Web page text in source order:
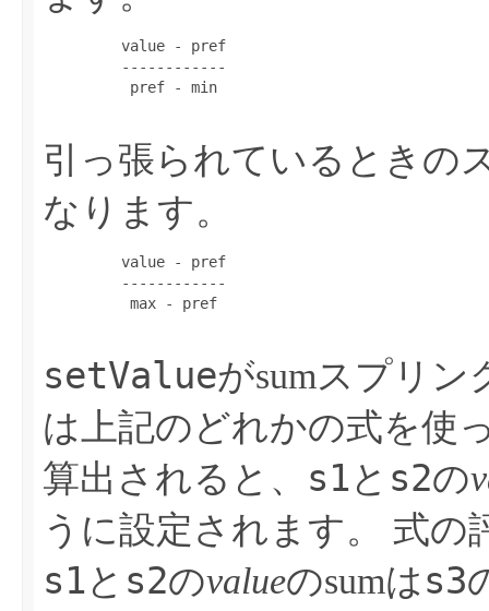
         value - pref
         ------------
          pref - min
引っ張られているときの
なります。
         value - pref
         ------------
          max - pref
setValueがsumスプリン
は上記のどれかの式を使
算出されると、 s1と s2の
うに設定されます。
式の
s1と s2のvalueのsumはs3